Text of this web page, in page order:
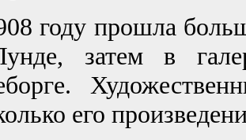
году прошла
затем в
его